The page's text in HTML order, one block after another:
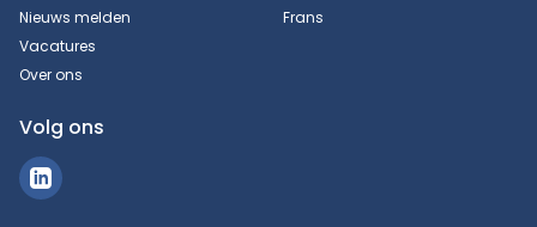
Nieuws melden
Vacatures
Over ons
Frans
Volg ons